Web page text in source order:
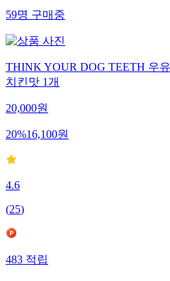
59명구매중
THINK YOUR DOG TEETH 우
치킨맛 1개
20,000원
20%16,100원
4.6
(25)
483적립